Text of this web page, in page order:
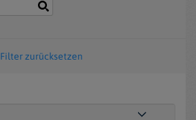
Filter zurücksetzen